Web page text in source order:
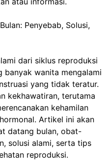
Penyebab, Solusi,
dari siklus reproduksi
banyak wanita mengalami
yang tidak teratur.
kekhawatiran, terutama
kehamilan
Artikel ini akan
datang bulan, obat-
solusi alami, serta tips
reproduksi.